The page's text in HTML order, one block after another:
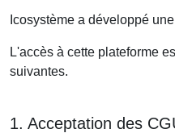
Icosystème a développé
L'accès à cette plateforme
suivantes.
1. Acceptation des